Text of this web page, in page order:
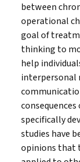
between
operational
goal of
thinking to
help
interpersonal
specifically
studies have
opinions that